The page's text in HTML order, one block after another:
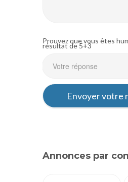
Prouvez que vous êtes
résultat de 5+3
Annonces par